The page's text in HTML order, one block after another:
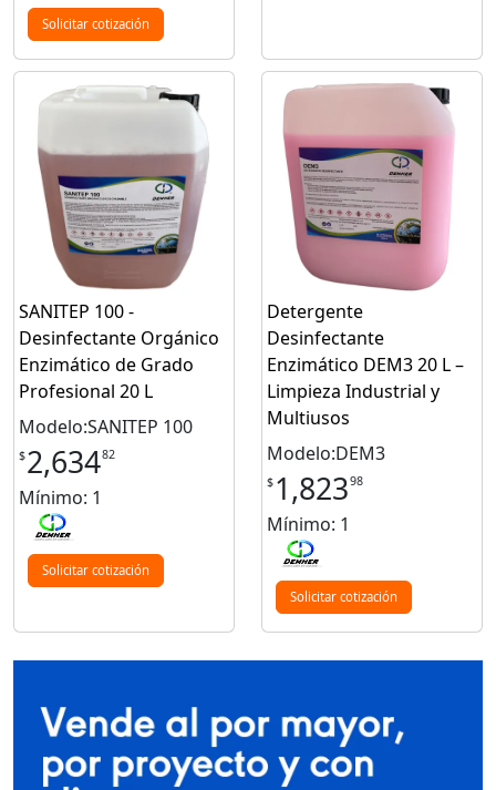
Solicitar cotización
SANITEP 100 -
Desinfectante Orgánico
Enzimático de Grado
Profesional 20 L
Modelo:SANITEP 100
$2,63482
Mínimo: 1
Solicitar cotización
Detergente
Desinfectante
Enzimático DEM3 20 L –
Limpieza Industrial y
Multiusos
Modelo:DEM3
$ 1,82398
Mínimo: 1
Solicitar cotización